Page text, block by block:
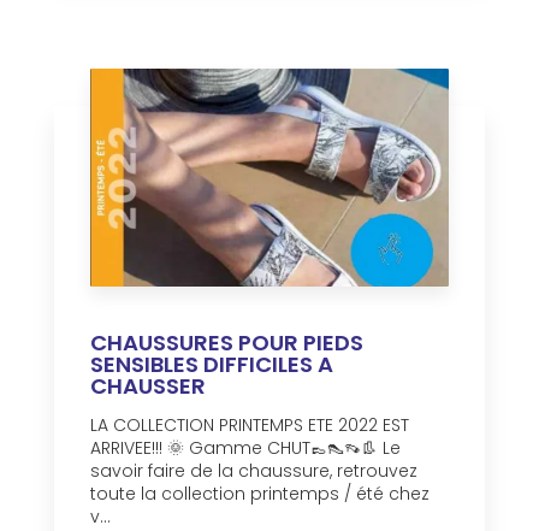
CHAUSSURES POUR PIEDS
SENSIBLES DIFFICILES A
CHAUSSER
LA COLLECTION PRINTEMPS ETE 2022 EST
ARRIVEE!!! 🌞 Gamme CHUT👞👠👡👢 Le
savoir faire de la chaussure, retrouvez
toute la collection printemps / été chez
v...